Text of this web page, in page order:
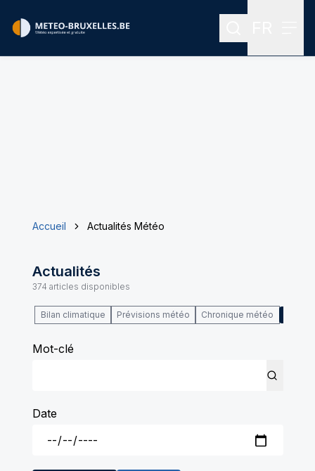
Rechercher
Accueil Actualités Météo
Actualités
374 articles disponibles
Bilan climatique Prévisions météo Chronique météo
Mot-clé
Date